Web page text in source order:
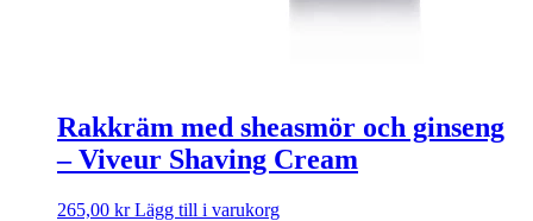
Rakkräm med sheasmör och ginseng
– Viveur Shaving Cream
265,00 kr Lägg till i varukorg